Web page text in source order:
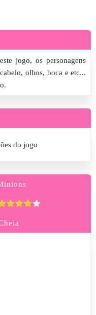
jogo, os personagens
olhos, boca e etc...
do jogo